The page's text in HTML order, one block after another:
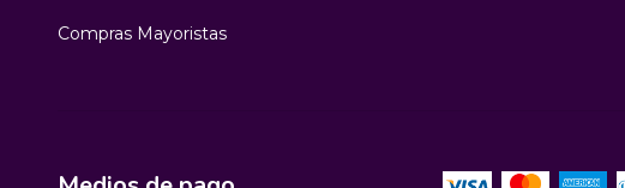
Compras Mayoristas